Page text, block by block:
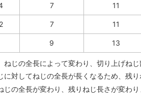
7 11
7 11
9 13
ねじの全長によって変わり、切り上げね
に対してねじの全長が長くなるため、残
じの全長が変わり、残りねじ長さが変わ